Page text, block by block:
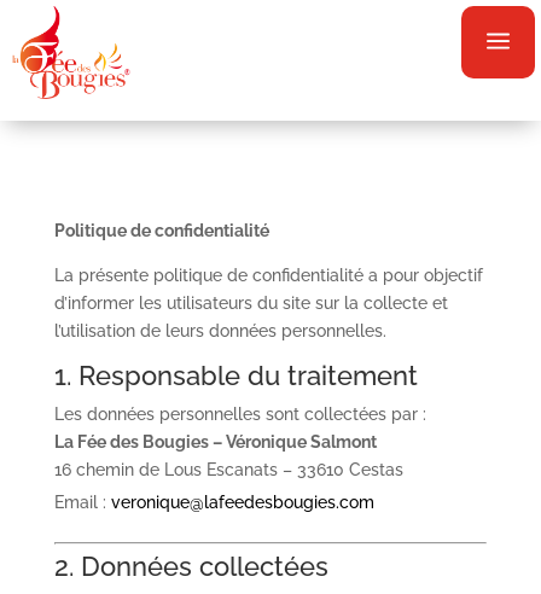
a
Politique de confidentialité
La présente politique de confidentialité a pour objectif
d’informer les utilisateurs du site sur la collecte et
l’utilisation de leurs données personnelles.
1. Responsable du traitement
Les données personnelles sont collectées par :
La Fée des Bougies – Véronique Salmont
16 chemin de Lous Escanats – 33610 Cestas
Email : veronique@lafeedesbougies.com
2. Données collectées